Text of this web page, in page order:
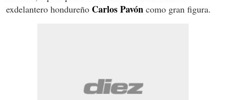
exdelantero hondureño Carlos Pavón como gran figura.